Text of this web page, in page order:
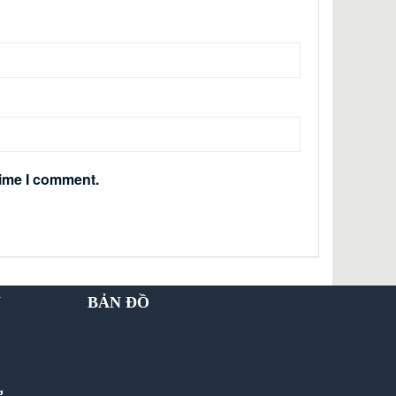
I comment.
BẢN ĐỒ